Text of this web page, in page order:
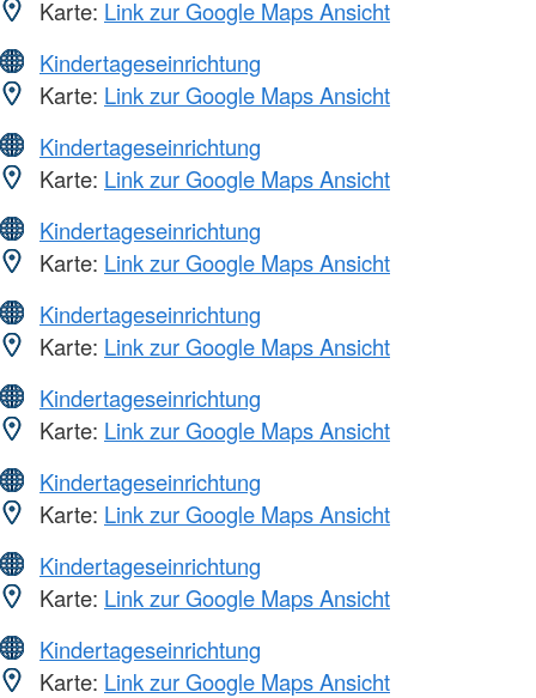
Karte: Link zur Google Maps Ansicht
Kindertageseinrichtung
Karte: Link zur Google Maps Ansicht
Kindertageseinrichtung
Karte: Link zur Google Maps Ansicht
Kindertageseinrichtung
Karte: Link zur Google Maps Ansicht
Kindertageseinrichtung
Karte: Link zur Google Maps Ansicht
Kindertageseinrichtung
Karte: Link zur Google Maps Ansicht
Kindertageseinrichtung
Karte: Link zur Google Maps Ansicht
Kindertageseinrichtung
Karte: Link zur Google Maps Ansicht
Kindertageseinrichtung
Karte: Link zur Google Maps Ansicht